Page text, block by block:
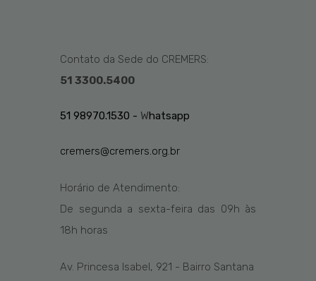
Contato da Sede do CREMERS:
51 3300.5400
51 98970.1530 - Whatsapp
cremers@cremers.org.br
Horário de Atendimento:
De segunda a sexta-feira das 09h às
18h horas
Av. Princesa Isabel, 921 - Bairro Santana